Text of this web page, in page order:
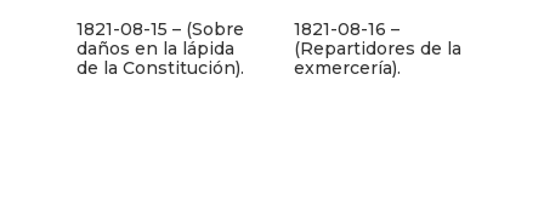
1821-08-15 – (Sobre
daños en la lápida
de la Constitución).
1821-08-16 –
(Repartidores de la
exmercería).